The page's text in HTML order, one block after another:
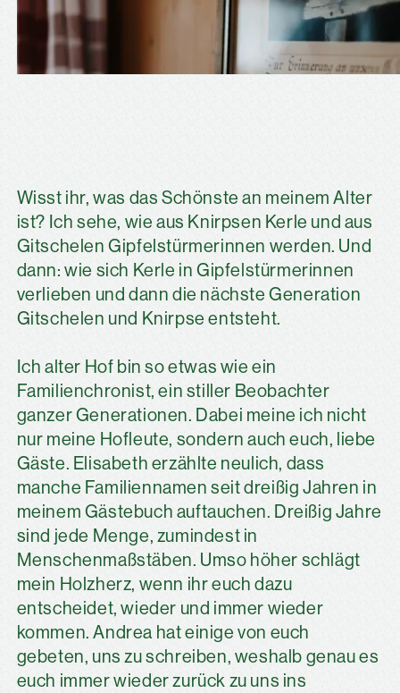
Wisst ihr, was das Schönste an meinem Alter
ist? Ich sehe, wie aus Knirpsen Kerle und aus
Gitschelen Gipfelstürmerinnen werden. Und
dann: wie sich Kerle in Gipfelstürmerinnen
verlieben und dann die nächste Generation
Gitschelen und Knirpse entsteht.
Ich alter Hof bin so etwas wie ein
Familienchronist, ein stiller Beobachter
ganzer Generationen. Dabei meine ich nicht
nur meine Hofleute, sondern auch euch, liebe
Gäste. Elisabeth erzählte neulich, dass
manche Familiennamen seit dreißig Jahren in
meinem Gästebuch auftauchen. Dreißig Jahre
sind jede Menge, zumindest in
Menschenmaßstäben. Umso höher schlägt
mein Holzherz, wenn ihr euch dazu
entscheidet, wieder und immer wieder
kommen. Andrea hat einige von euch
gebeten, uns zu schreiben, weshalb genau es
euch immer wieder zurück zu uns ins